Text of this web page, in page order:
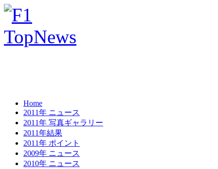
Home
2011年 ニュース
2011年 写真ギャラリー
2011年結果
2011年 ポイント
2009年 ニュース
2010年 ニュース